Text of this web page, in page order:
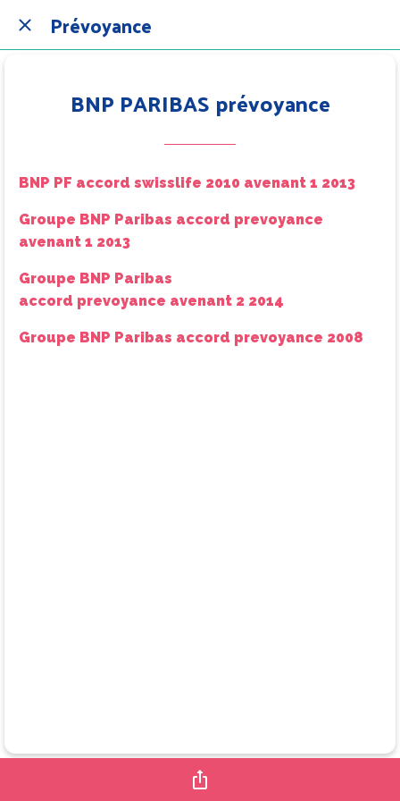
Prévoyance
BNP PARIBAS prévoyance
BNP PF accord swisslife 2010 avenant 1 2013
Groupe BNP Paribas accord prevoyance
avenant 1 2013
Groupe BNP Paribas
accord prevoyance avenant 2 2014
Groupe BNP Paribas accord prevoyance 2008